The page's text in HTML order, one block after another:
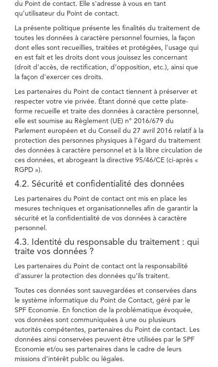
du Point de contact. Elle s'adresse à vous en tant
qu’utilisateur du Point de contact.
La présente politique présente les finalités du traitement de
toutes les données à caractère personnel fournies, la façon
dont elles sont recueillies, traitées et protégées, l'usage qui
en est fait et les droits dont vous jouissez les concernant
(droit d'accès, de rectification, d’opposition, etc.), ainsi que
la façon d'exercer ces droits.
Les partenaires du Point de contact tiennent à préserver et
respecter votre vie privée. Étant donné que cette plate-
forme recueille et traite des données à caractère personnel,
elle est soumise au Règlement (UE) n° 2016/679 du
Parlement européen et du Conseil du 27 avril 2016 relatif à la
protection des personnes physiques à l’égard du traitement
des données à caractère personnel et à la libre circulation de
ces données, et abrogeant la directive 95/46/CE (ci-après «
RGPD »).
4.2. Sécurité et confidentialité des données
Les partenaires du Point de contact ont mis en place les
mesures techniques et organisationnelles afin de garantir la
sécurité et la confidentialité de vos données à caractère
personnel.
4.3. Identité du responsable du traitement : qui
traite vos données ?
Les partenaires du Point de contact ont la responsabilité
d’assurer la protection des données qu’ils traitent.
Toutes ces données sont sauvegardées et conservées dans
le système informatique du Point de Contact, géré par le
SPF Economie. En fonction de la problématique évoquée,
vos données sont communiquées à une ou plusieurs
autorités compétentes, partenaires du Point de contact. Les
données ainsi conservées peuvent être utilisées par le SPF
Economie et/ou ses partenaires dans le cadre de leurs
missions d’intérêt public ou légales.